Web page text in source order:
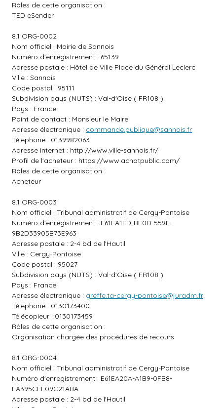
Rôles de cette organisation :
TED eSender
8.1 ORG-0002
Nom officiel : Mairie de Sannois
Numéro d'enregistrement : 65139
Adresse postale : Hôtel de Ville Place du Général Leclerc
Ville : Sannois
Code postal : 95111
Subdivision pays (NUTS) : Val-d'Oise ( FR108 )
Pays : France
Point de contact : Monsieur le Maire
Adresse électronique : commande.publique@sannois.fr
Téléphone : 0139982063
Adresse internet : http://www.ville-sannois.fr/
Profil de l'acheteur : https://www.achatpublic.com/
Rôles de cette organisation :
Acheteur
8.1 ORG-0003
Nom officiel : Tribunal administratif de Cergy-Pontoise
Numéro d'enregistrement : E61EA1ED-BE0D-559F-
9B2D33905B73E963
Adresse postale : 2-4 bd de l'Hautil
Ville : Cergy-Pontoise
Code postal : 95027
Subdivision pays (NUTS) : Val-d'Oise ( FR108 )
Pays : France
Adresse électronique : greffe.ta-cergy-pontoise@juradm.fr
Téléphone : 0130173400
Télécopieur : 0130173459
Rôles de cette organisation :
Organisation chargée des procédures de recours
8.1 ORG-0004
Nom officiel : Tribunal administratif de Cergy-Pontoise
Numéro d'enregistrement : E61EA20A-A1B9-0FB8-
EA395CEF09C21ABA
Adresse postale : 2-4 bd de l'Hautil